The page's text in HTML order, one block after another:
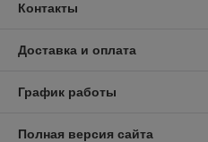
Контакты
Доставка и оплата
График работы
Полная версия сайта